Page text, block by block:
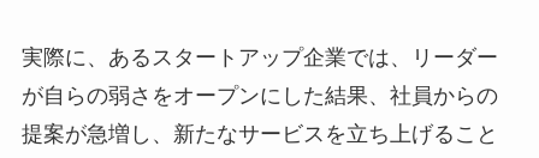
実際に、あるスタートアップ企業では、リーダー
が自らの弱さをオープンにした結果、社員からの
提案が急増し、新たなサービスを立ち上げること